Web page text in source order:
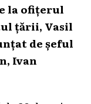
la ofițerul
țării, Vasil
de șeful
Ivan